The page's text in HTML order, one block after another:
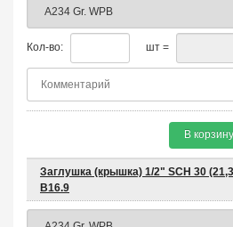
Кол-во: шт =
В корзину
Заглушка (крышка) 1/2" SCH 30
B16.9